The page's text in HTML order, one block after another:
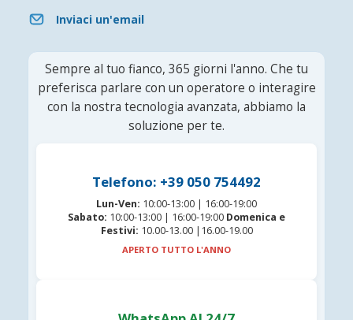
Inviaci un'email
Sempre al tuo fianco, 365 giorni l'anno. Che tu
preferisca parlare con un operatore o interagire
con la nostra tecnologia avanzata, abbiamo la
soluzione per te.
Telefono: +39 050 754492
Lun-Ven: 10:00-13:00 | 16:00-19:00
Sabato: 10:00-13:00 | 16:00-19:00 Domenica e
Festivi: 10.00-13.00 |16.00-19.00
APERTO TUTTO L'ANNO